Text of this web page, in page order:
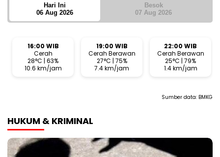
Hari Ini
06 Aug 2026
Besok
07 Aug 2026
16:00 WIB
Cerah
28°C | 63%
10.6 km/jam
19:00 WIB
Cerah Berawan
27°C | 75%
7.4 km/jam
22:00 WIB
Cerah Berawan
25°C | 79%
1.4 km/jam
Sumber data: BMKG
HUKUM & KRIMINAL